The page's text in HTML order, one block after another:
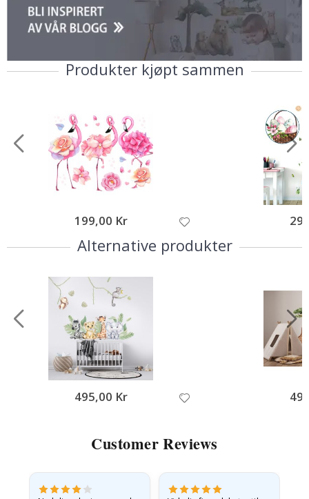
Produkter kjøpt sammen
199,00 Kr
Alternative produkter
495,00 Kr
Customer Reviews